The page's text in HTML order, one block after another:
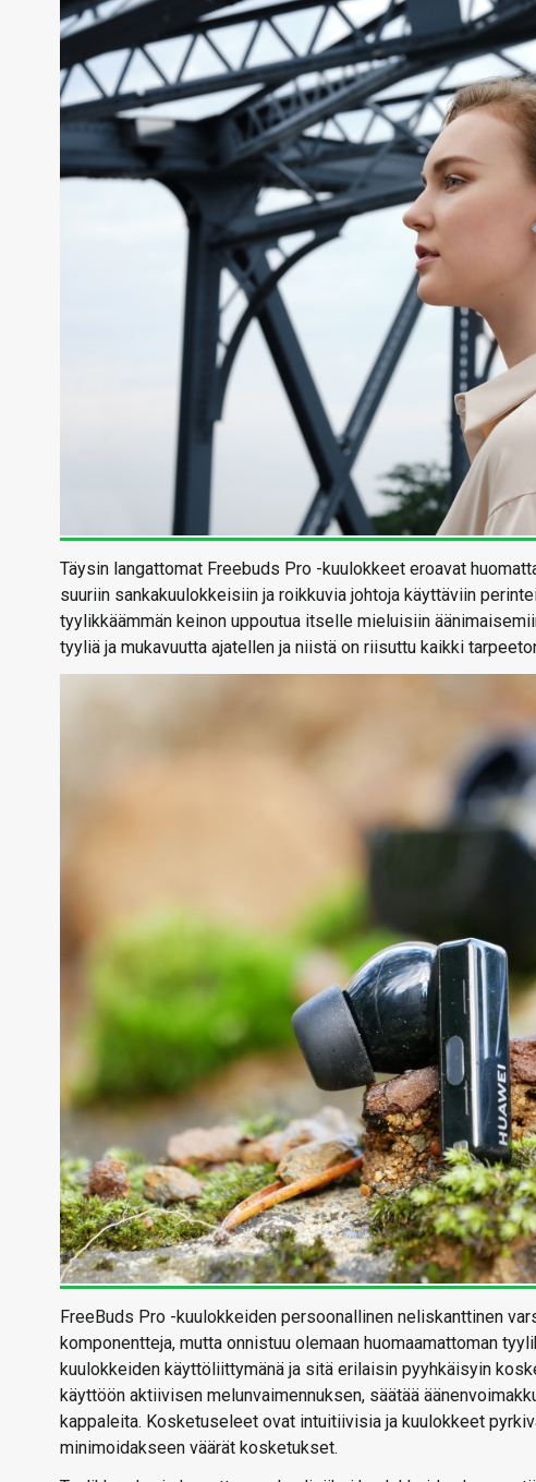
Täysin langattomat Freebuds Pro -kuulokkeet eroavat
suuriin sankakuulokkeisiin ja roikkuvia johtoja käyttäviin
tyylikkäämmän keinon uppoutua itselle mieluisiin
tyyliä ja mukavuutta ajatellen ja niistä on riisuttu kaikki
FreeBuds Pro -kuulokkeiden persoonallinen neliskanttinen
komponentteja, mutta onnistuu olemaan huomaamattoman
kuulokkeiden käyttöliittymänä ja sitä erilaisin pyyhkäisyin
käyttöön aktiivisen melunvaimennuksen, säätää
kappaleita. Kosketuseleet ovat intuitiivisia ja kuulokkeet
minimoidakseen väärät kosketukset.